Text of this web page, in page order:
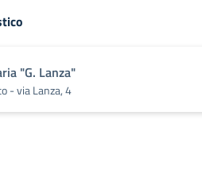
"G. Lanza"
- via Lanza, 4